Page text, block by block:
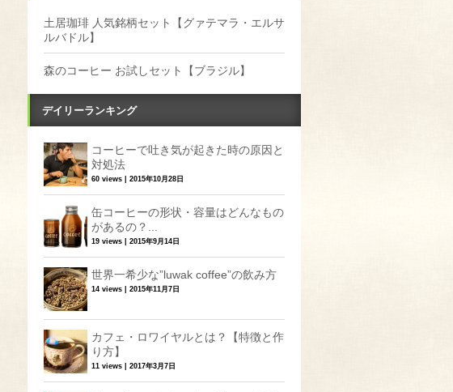
土居珈琲 人気銘柄セット【グァテマラ・エルサ
ルバドル】
森のコーヒー お試しセット【ブラジル】
デイリーランキング
コーヒーで吐き気が起きた時の原因と
対処法
60 views 2015年10月28日
缶コーヒーの形状・容量はどんなもの
があるの？...
19 views 2015年9月14日
世界一希少な”luwak coffee”の飲み方
14 views 2015年11月7日
カフェ・ロワイヤルとは？【特徴と作
り方】
11 views 2017年3月7日